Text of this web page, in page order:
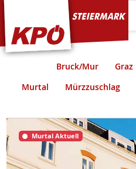
KPÖ Steiermark
Bruck/Mur Graz
Murtal
Mürzzuschlag
Murtal Aktuell